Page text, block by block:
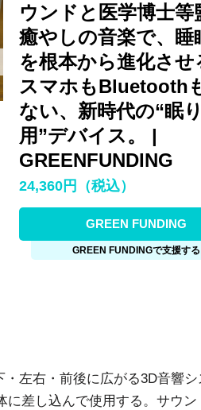
ウンドと医学博士等
癒やしの音楽で、睡
を根本から進化させ
スマホもBluetooth
ない、新時代の“眠
用”デバイス。 |
GREENFUNDING
24,360円（税込）
GREEN FUNDING
GREEN FUNDINGで支援する
左右・前後に広がる3D音響
差し込んで使用する。サウン